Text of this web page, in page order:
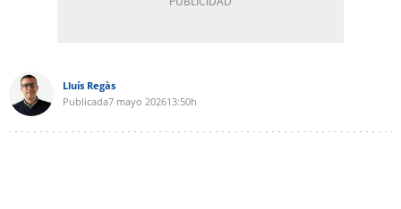
Lluís Regàs
Publicada7 mayo 202613:50h